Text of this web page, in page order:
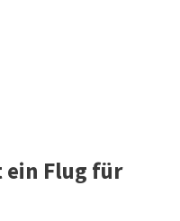
ein Flug für